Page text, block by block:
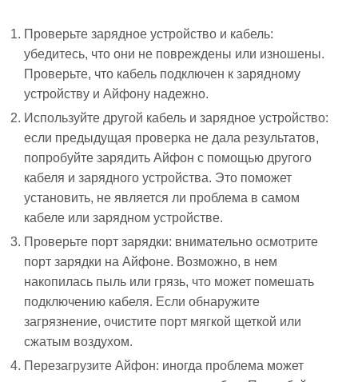
Проверьте зарядное устройство и кабель:
убедитесь, что они не повреждены или изношены.
Проверьте, что кабель подключен к зарядному
устройству и Айфону надежно.
Используйте другой кабель и зарядное устройство:
если предыдущая проверка не дала результатов,
попробуйте зарядить Айфон с помощью другого
кабеля и зарядного устройства. Это поможет
установить, не является ли проблема в самом
кабеле или зарядном устройстве.
Проверьте порт зарядки: внимательно осмотрите
порт зарядки на Айфоне. Возможно, в нем
накопилась пыль или грязь, что может помешать
подключению кабеля. Если обнаружите
загрязнение, очистите порт мягкой щеткой или
сжатым воздухом.
Перезагрузите Айфон: иногда проблема может